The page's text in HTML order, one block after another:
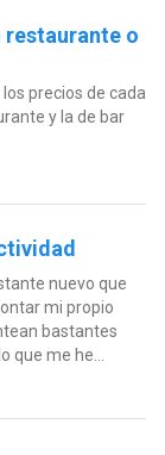
restaurante o
precios de cada
y la de bar
nuevo que
mi propio
bastantes
que me he...